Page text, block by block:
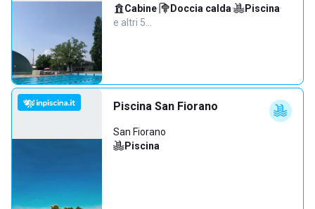
Cabine· Doccia calda· Piscina·
e altri 5…
Piscina San Fiorano
San Fiorano
Piscina